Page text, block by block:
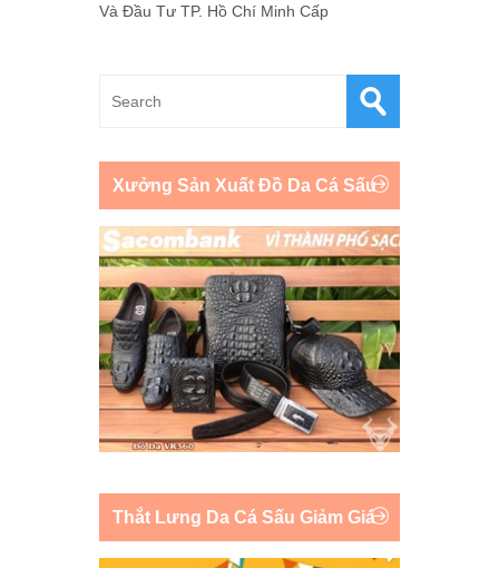
Và Đầu Tư TP. Hồ Chí Minh Cấp
Xưởng Sản Xuất Đồ Da Cá Sấu
Thắt Lưng Da Cá Sấu Giảm Giá